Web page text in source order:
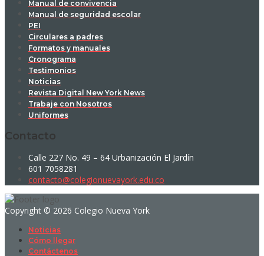
Manual de convivencia
Manual de seguridad escolar
PEI
Circulares a padres
Formatos y manuales
Cronograma
Testimonios
Noticias
Revista Digital New York News
Trabaje con Nosotros
Uniformes
Contacto
Calle 227 No. 49 – 64 Urbanización El Jardín
601 7058281
contacto@colegionuevayork.edu.co
Copyright © 2026 Colegio Nueva York
Noticias
Cómo llegar
Contáctenos